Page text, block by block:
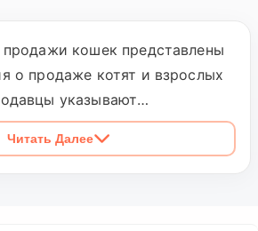
продажи кошек представлены
о продаже котят и взрослых
указывают
кошек, состояние
вакцинацию и стоимость.
Читать Далее